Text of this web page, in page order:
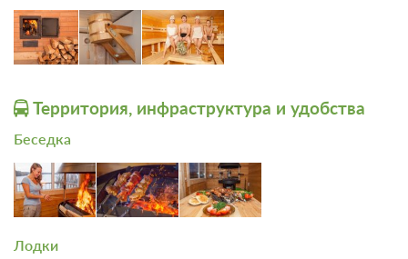
Территория, инфраструктура и удобства
Беседка
Лодки